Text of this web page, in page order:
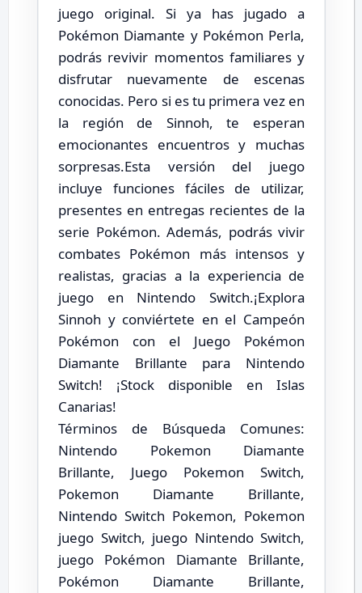
juego original. Si ya has jugado a
Pokémon Diamante y Pokémon Perla,
podrás revivir momentos familiares y
disfrutar nuevamente de escenas
conocidas. Pero si es tu primera vez en
la región de Sinnoh, te esperan
emocionantes encuentros y muchas
sorpresas.Esta versión del juego
incluye funciones fáciles de utilizar,
presentes en entregas recientes de la
serie Pokémon. Además, podrás vivir
combates Pokémon más intensos y
realistas, gracias a la experiencia de
juego en Nintendo Switch.¡Explora
Sinnoh y conviértete en el Campeón
Pokémon con el Juego Pokémon
Diamante Brillante para Nintendo
Switch! ¡Stock disponible en Islas
Canarias!
Términos de Búsqueda Comunes:
Nintendo Pokemon Diamante
Brillante, Juego Pokemon Switch,
Pokemon Diamante Brillante,
Nintendo Switch Pokemon, Pokemon
juego Switch, juego Nintendo Switch,
juego Pokémon Diamante Brillante,
Pokémon Diamante Brillante,